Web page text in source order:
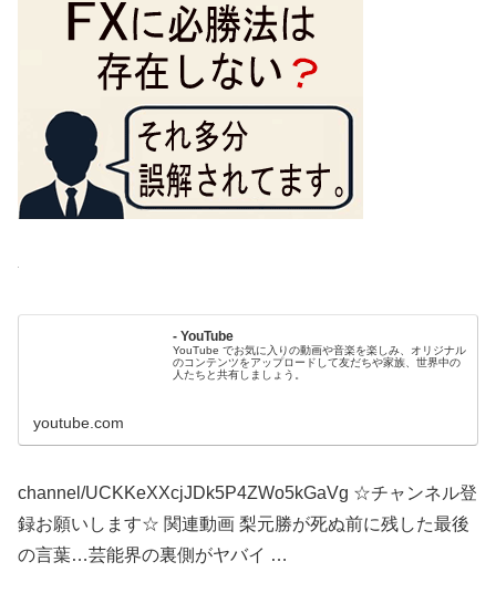
- YouTube
YouTube でお気に入りの動画や音楽を楽しみ、オリジナル
のコンテンツをアップロードして友だちや家族、世界中の
人たちと共有しましょう。
youtube.com
channel/UCKKeXXcjJDk5P4ZWo5kGaVg ☆チャンネル登
録お願いします☆ 関連動画 梨元勝が死ぬ前に残した最後
の言葉…芸能界の裏側がヤバイ …